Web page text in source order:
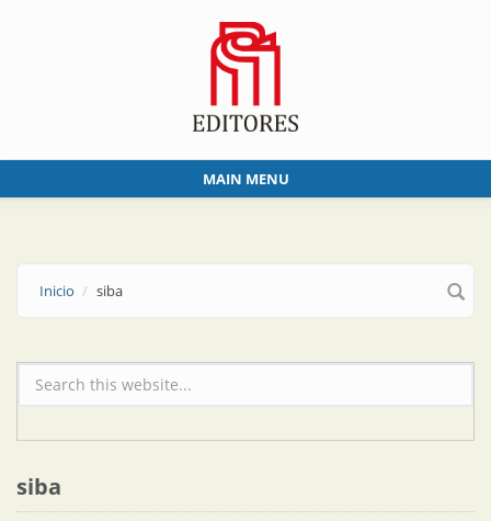
MAIN MENU
Inicio siba
Formulario de búsqueda
siba